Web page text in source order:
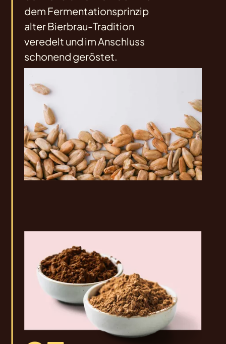
dem Fermentationsprinzip
alter Bierbrau-Tradition
veredelt und im Anschluss
schonend geröstet.